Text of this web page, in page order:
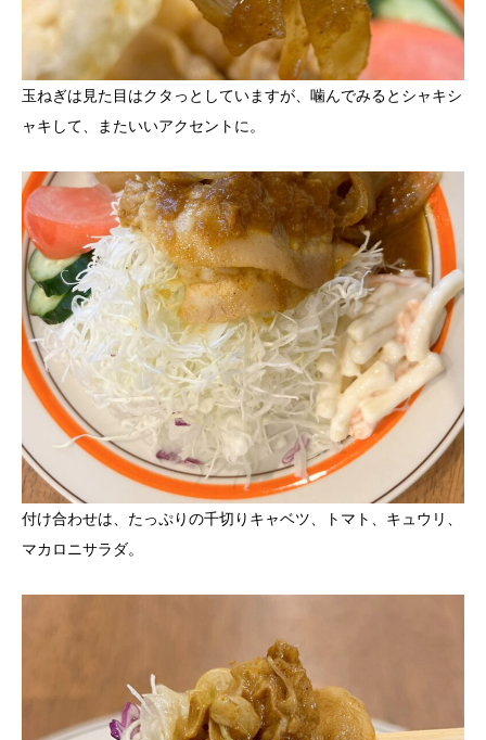
玉ねぎは見た目はクタっとしていますが、噛んでみるとシャキシ
ャキして、またいいアクセントに。
付け合わせは、たっぷりの千切りキャベツ、トマト、キュウリ、
マカロニサラダ。